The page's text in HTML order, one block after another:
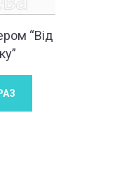
“Від